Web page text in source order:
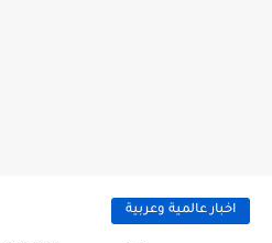
اخبار عالمية وعربية